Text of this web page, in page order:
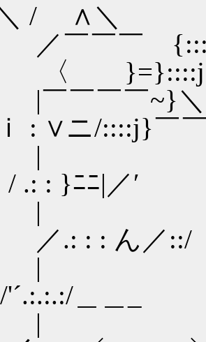
/ ∧＼
￣￣
}=}::::j}￣
￣￣~}
ニ/::::j}￣￣
ヽ
.: : }ﾆﾆ|／′
.:.:人::
.: : : ん／::/
¨¨{＼
＿＿_